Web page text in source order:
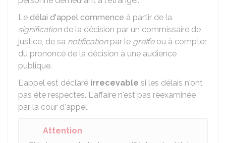
Le délai d'appel commence à partir de la
significationde la décision par un commissaire de
justice, de sa notificationpar le greffeou à compter
du prononcé de la décision à une audience
publique.
L'appel est déclaré irrecevable si les délais n'ont
pas été respectés. L'affaire n'est pas réexaminée
par la cour d'appel.
Attention